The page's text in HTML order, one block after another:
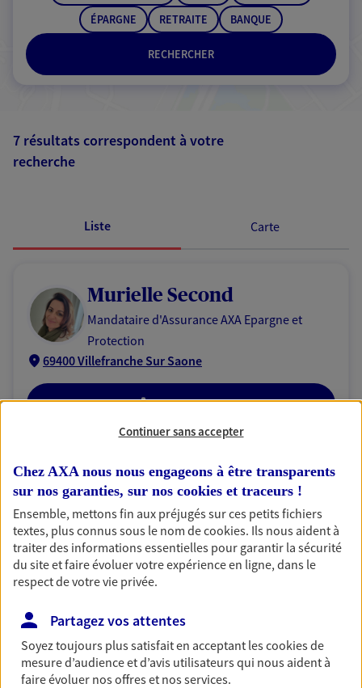
RECHERCHER
ÉPARGNE
RETRAITE BANQUE
7 résultats correspondent à votre
recherche
Liste Carte
Murielle Second
Mandataire d'Assurance AXA Epargne et
Protection
69400 Villefranche Sur Saone
06 03 01 62 09
VOIR NOTRE SITE WEB
N° Orias * (orias.fr) : 24005373
Conseiller AXA Epargne et Protection
69400 Villefranche Sur Saone
Continuer sans accepter
Chez AXA nous nous engageons à être transparents
sur nos garanties, sur nos cookies et traceurs !
Ensemble, mettons fin aux préjugés sur ces petits fichiers
textes, plus connus sous le nom decookies. Ils nous aident à
traiter des informations essentielles pour garantir la sécurité
du site et faire évoluer votre expérience en ligne, dans le
respect de votre vie privée.
Partagez vos attentes
Soyez toujours plus satisfait en acceptant lescookiesde
mesure d’audience et d’avis utilisateurs qui nous aident à
faire évoluer nos offres et nos services.